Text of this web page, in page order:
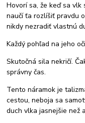
Hovorí sa, že keď sa vlk
naučí ťa rozlíšiť pravdu
nikdy nezradiť vlastnú
Každý pohľad na jeho
Skutočná sila nekričí.
správny čas.
Tento náramok je
cestou, neboja sa
duch vlka jasnejšie než